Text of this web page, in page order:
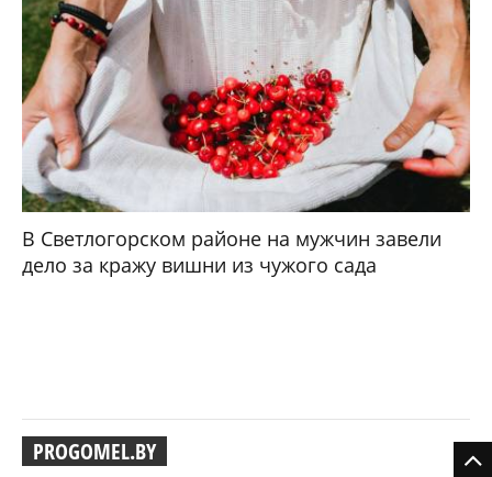
В Светлогорском районе на мужчин завели
дело за кражу вишни из чужого сада
PROGOMEL.BY